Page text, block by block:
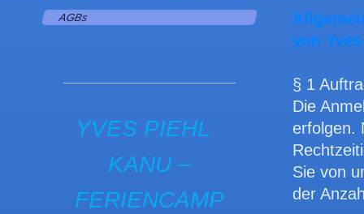
von
§ 1
Die
erfolgen.
Sie von
der
AGBs
YVES PIEHL
KANU –
FERIENCAMP